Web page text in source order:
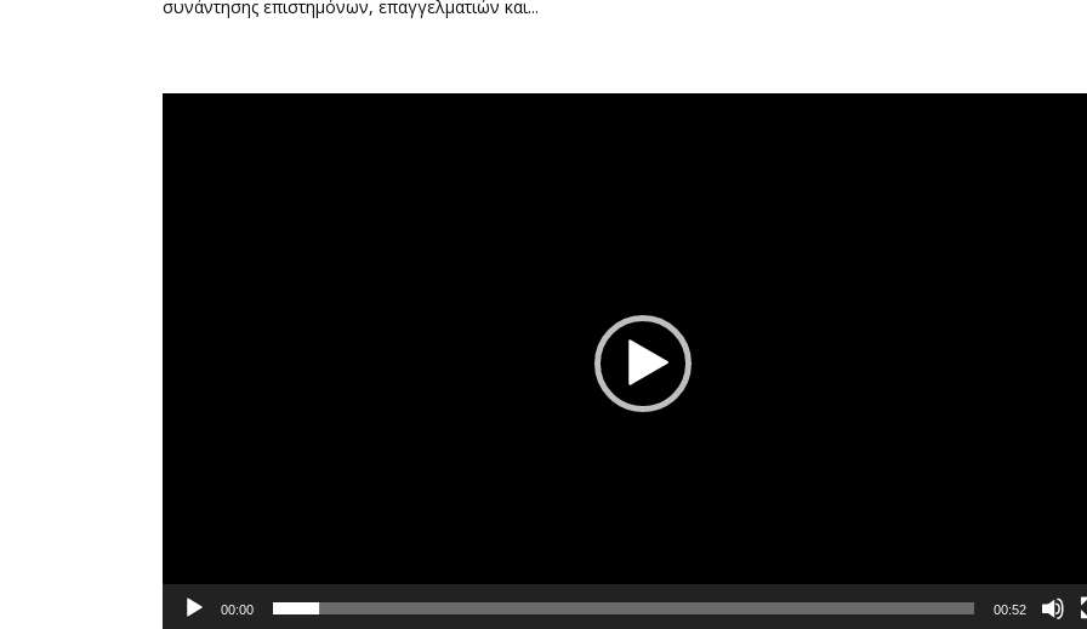
συνάντησης επιστημόνων, επαγγελματιών και...
00:00 00:52